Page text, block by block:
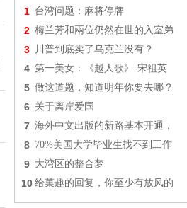
1 台湾问题：麻将停牌
2 梅兰芳和兩位仍然在世的入室弟
3 川普到底卖了乌克兰没有？
4 第一美女：《越人歌》-宋祖英
5 做这道题，知道明年你要去哪？
6 关于离岸爱国
7 海外中文出版的新路基本开通，
8 70%美国大学毕业生找不到工作
9 大湾区的整合梦
10 给菓趣的回复，你至少有放风的